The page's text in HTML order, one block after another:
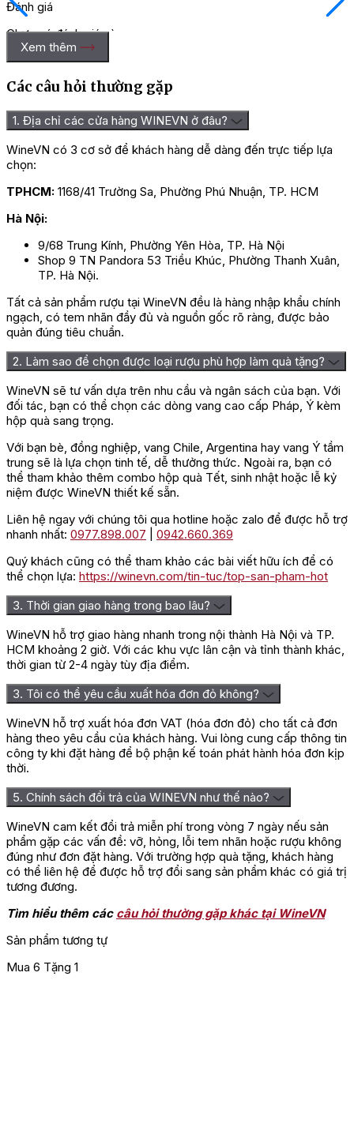
Đánh giá
Chưa có đánh giá nào.
Hãy là người đầu tiên nhận xét “Rượu Vang Pháp Alain
Chabanon Saut De Cote”
Xem thêm
Các câu hỏi thường gặp
1. Địa chỉ các cửa hàng WINEVN ở đâu?
WineVN có 3 cơ sở để khách hàng dễ dàng đến trực tiếp lựa
chọn:
TPHCM: 1168/41 Trường Sa, Phường Phú Nhuận, TP. HCM
Hà Nội:
9/68 Trung Kính, Phường Yên Hòa, TP. Hà Nội
Shop 9 TN Pandora 53 Triều Khúc, Phường Thanh Xuân,
TP. Hà Nội.
Tất cả sản phẩm rượu tại WineVN đều là hàng nhập khẩu chính
ngạch, có tem nhãn đầy đủ và nguồn gốc rõ ràng, được bảo
quản đúng tiêu chuẩn.
2. Làm sao để chọn được loại rượu phù hợp làm quà tặng?
WineVN sẽ tư vấn dựa trên nhu cầu và ngân sách của bạn. Với
đối tác, bạn có thể chọn các dòng vang cao cấp Pháp, Ý kèm
hộp quà sang trọng.
Với bạn bè, đồng nghiệp, vang Chile, Argentina hay vang Ý tầm
trung sẽ là lựa chọn tinh tế, dễ thưởng thức. Ngoài ra, bạn có
thể tham khảo thêm combo hộp quà Tết, sinh nhật hoặc lễ kỷ
niệm được WineVN thiết kế sẵn.
Liên hệ ngay với chúng tôi qua hotline hoặc zalo để được hỗ trợ
nhanh nhất: 0977.898.007
0942.660.369
Quý khách cũng có thể tham khảo các bài viết hữu ích để có
thể chọn lựa: https://winevn.com/tin-tuc/top-san-pham-hot
3. Thời gian giao hàng trong bao lâu?
WineVN hỗ trợ giao hàng nhanh trong nội thành Hà Nội và TP.
HCM khoảng 2 giờ. Với các khu vực lân cận và tỉnh thành khác,
thời gian từ 2-4 ngày tùy địa điểm.
3. Tôi có thể yêu cầu xuất hóa đơn đỏ không?
WineVN hỗ trợ xuất hóa đơn VAT (hóa đơn đỏ) cho tất cả đơn
hàng theo yêu cầu của khách hàng. Vui lòng cung cấp thông tin
công ty khi đặt hàng để bộ phận kế toán phát hành hóa đơn kịp
thời.
5. Chính sách đổi trả của WINEVN như thế nào?
WineVN cam kết đổi trả miễn phí trong vòng 7 ngày nếu sản
phẩm gặp các vấn đề: vỡ, hỏng, lỗi tem nhãn hoặc rượu không
đúng như đơn đặt hàng. Với trường hợp quà tặng, khách hàng
có thể liên hệ để được hỗ trợ đổi sang sản phẩm khác có giá trị
tương đương.
Tìm hiểu thêm các câu hỏi thường gặp khác tại WineVN
Sản phẩm tương tự
Mua 6 Tặng 1